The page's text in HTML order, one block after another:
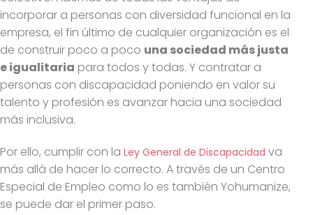
incorporar a personas con diversidad funcional en la
empresa, el fin último de cualquier organización es el
de construir poco a poco una sociedad más justa
e igualitaria para todos y todas. Y contratar a
personas con discapacidad poniendo en valor su
talento y profesión es avanzar hacia una sociedad
más inclusiva.
Por ello, cumplir con la Ley General de Discapacidad va
más allá de hacer lo correcto. A través de un Centro
Especial de Empleo como lo es también Yohumanize,
se puede dar el primer paso.